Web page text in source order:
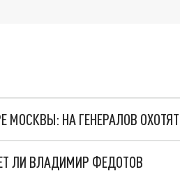
МОСКВЫ: НА ГЕНЕРАЛОВ
ЛИ ВЛАДИМИР ФЕДОТОВ